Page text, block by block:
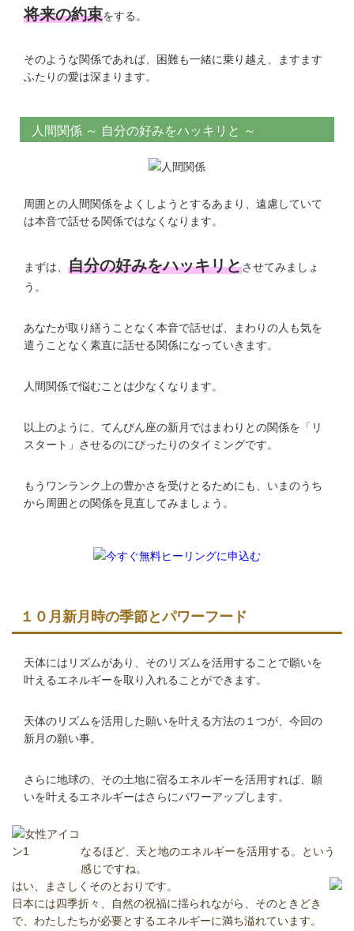
将来の約束をする。
そのような関係であれば、困難も一緒に乗り越え、ますます
ふたりの愛は深まります。
人間関係 ～ 自分の好みをハッキリと ～
周囲との人間関係をよくしようとするあまり、遠慮していて
は本音で話せる関係ではなくなります。
まずは、 自分の好みをハッキリとさせてみましょ
う。
あなたが取り繕うことなく本音で話せば、まわりの人も気を
遣うことなく素直に話せる関係になっていきます。
人間関係で悩むことは少なくなります。
以上のように、てんびん座の新月ではまわりとの関係を「リ
スタート」させるのにぴったりのタイミングです。
もうワンランク上の豊かさを受けとるためにも、いまのうち
から周囲との関係を見直してみましょう。
１０月新月時の季節とパワーフード
天体にはリズムがあり、そのリズムを活用することで願いを
叶えるエネルギーを取り入れることができます。
天体のリズムを活用した願いを叶える方法の１つが、今回の
新月の願い事。
さらに地球の、その土地に宿るエネルギーを活用すれば、願
いを叶えるエネルギーはさらにパワーアップします。
なるほど、天と地のエネルギーを活用する。という
感じですね。
はい、まさしくそのとおりです。
日本には四季折々、自然の祝福に揺られながら、そのときどき
で、わたしたちが必要とするエネルギーに満ち溢れています。